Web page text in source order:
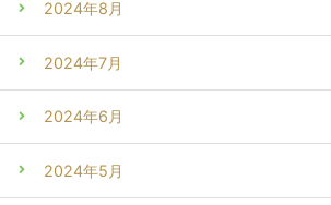
2024年8月
2024年7月
2024年6月
2024年5月